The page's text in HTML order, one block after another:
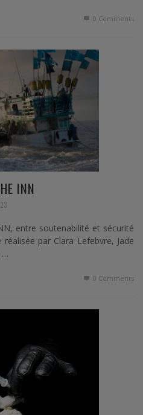
0 Comments
INN
entre soutenabilité et sécurité
par Clara Lefebvre, Jade
…
0 Comments